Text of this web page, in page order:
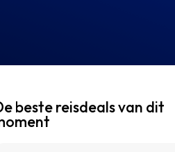
beste reisdeals van dit